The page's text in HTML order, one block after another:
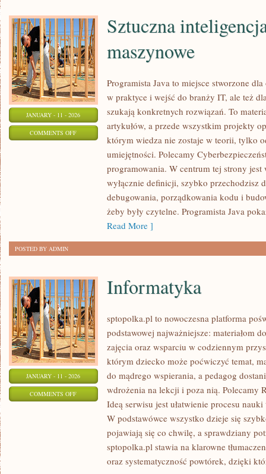
JANUARY - 11 - 2026
COMMENTS OFFON
Sztuczna
maszynowe
Programista Java to miejsce stworzone
w praktyce i wejść do branży IT, ale też
szukają konkretnych rozwiązań. To
artykułów, a przede wszystkim projekty
którym wiedza nie zostaje w teorii, tylko
umiejętności. Polecamy
programowania. W centrum tej strony jest
wyłącznie definicji, szybko przechodzisz
debugowania, porządkowania kodu i
żeby były czytelne. Programista Java
Read More ]
POSTED BY ADMIN
JANUARY - 11 - 2026
COMMENTS OFFON
INFORMATYKA
Informatyka
sptopolka.pl to nowoczesna platforma
podstawowej najważniejsze: materiałom
zajęcia oraz wsparciu w codziennym
którym dziecko może poćwiczyć temat,
do mądrego wspierania, a pedagog
wdrożenia na lekcji i poza nią. Polecamy
Ideą serwisu jest ułatwienie procesu
W podstawówce wszystko dzieje się
pojawiają się co chwilę, a sprawdziany
sptopolka.pl stawia na klarowne
oraz systematyczność powtórek, dzięki